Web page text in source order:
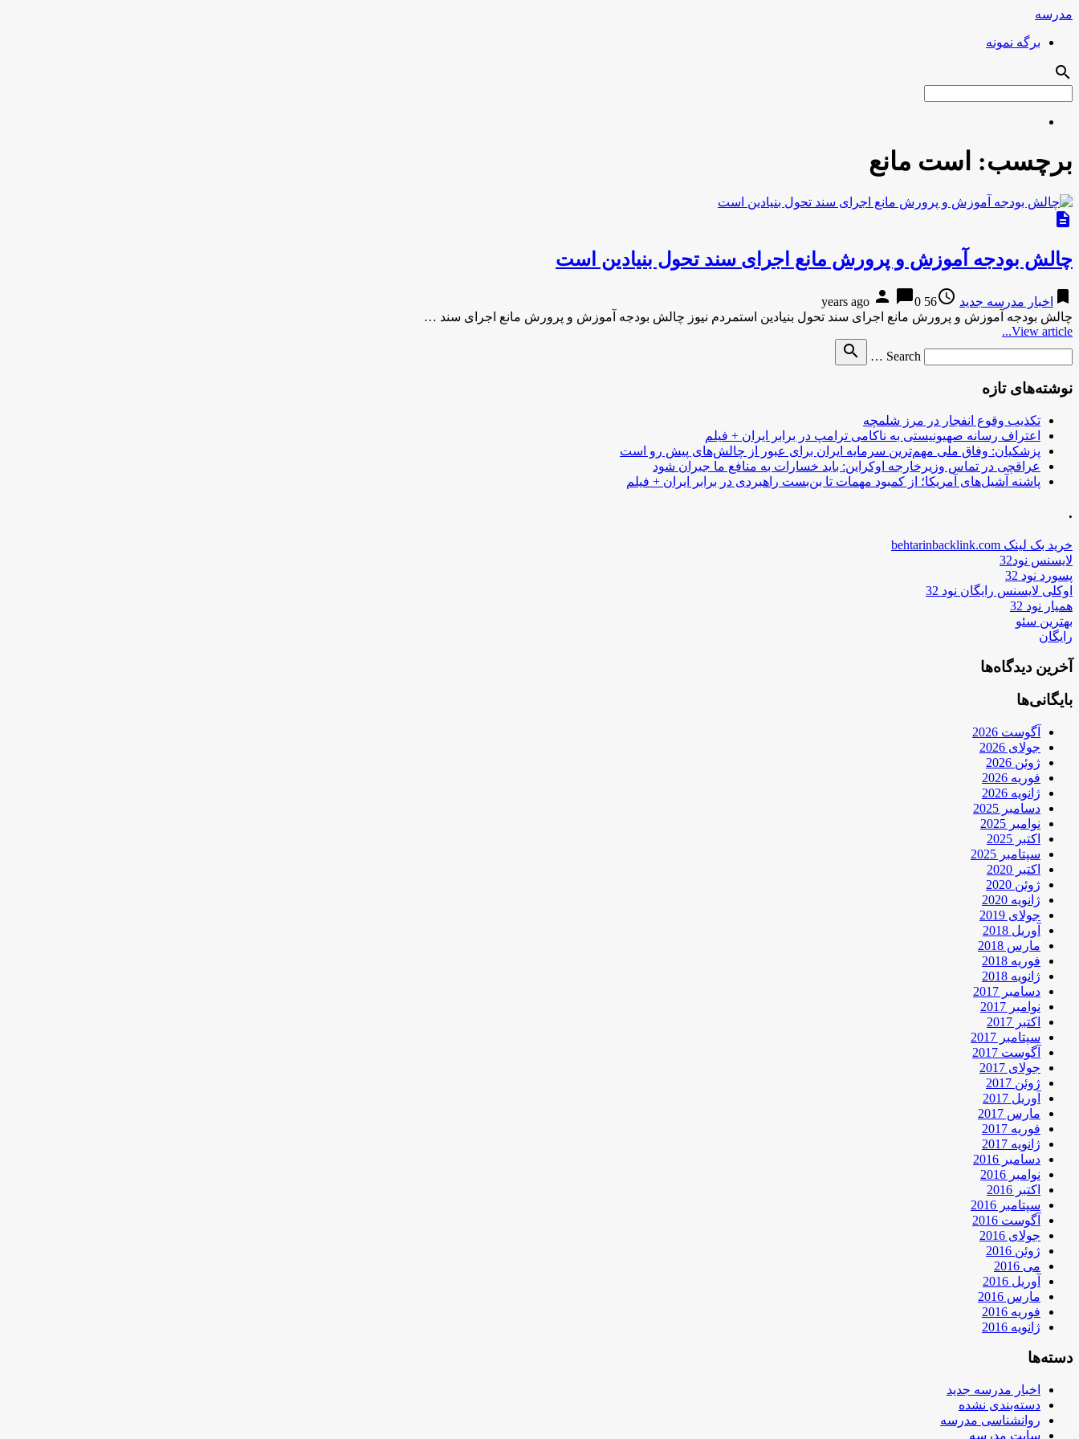
مدرسه
برگه نمونه
search
برچسب: است مانع
description
چالش بودجه آموزش و پرورش مانع اجرای سند تحول بنیادین است
bookmark اخبار مدرسه جدید access_time
56 years ago
person chat_bubble0
چالش بودجه آموزش و پرورش مانع اجرای سند تحول بنیادین استمردم نیوز چالش بودجه آموزش و پرورش مانع اجرای سند …
View article...
Search …
search
نوشته‌های تازه
تکذیب وقوع انفجار در مرز شلمچه
اعتراف رسانه صهیونیستی به ناکامی ترامپ در برابر ایران + فیلم
پزشکیان: وفاق ملی مهم‌ترین سرمایه ایران برای عبور از چالش‌های پیش رو است
عراقچی در تماس وزیرخارجه اوکراین: باید خسارات به منافع ما جبران شود
پاشنه آشیل‌های آمریکا؛ از کمبود مهمات تا بن‌بست راهبردی در برابر ایران + فیلم
.
خرید بک لینک behtarinbacklink.com
لایسنس نود32
پسورد نود 32
اوکلی لایسنس رایگان نود 32
همیار نود 32
بهترین سئو
رایگان
آخرین دیدگاه‌ها
بایگانی‌ها
آگوست 2026
جولای 2026
ژوئن 2026
فوریه 2026
ژانویه 2026
دسامبر 2025
نوامبر 2025
اکتبر 2025
سپتامبر 2025
اکتبر 2020
ژوئن 2020
ژانویه 2020
جولای 2019
آوریل 2018
مارس 2018
فوریه 2018
ژانویه 2018
دسامبر 2017
نوامبر 2017
اکتبر 2017
سپتامبر 2017
آگوست 2017
جولای 2017
ژوئن 2017
آوریل 2017
مارس 2017
فوریه 2017
ژانویه 2017
دسامبر 2016
نوامبر 2016
اکتبر 2016
سپتامبر 2016
آگوست 2016
جولای 2016
ژوئن 2016
می 2016
آوریل 2016
مارس 2016
فوریه 2016
ژانویه 2016
دسته‌ها
اخبار مدرسه جدید
دسته‌بندی نشده
روانشناسی مدرسه
سایت مدرسه